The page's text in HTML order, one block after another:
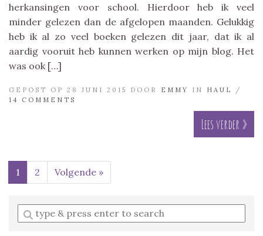
herkansingen voor school. Hierdoor heb ik veel
minder gelezen dan de afgelopen maanden. Gelukkig
heb ik al zo veel boeken gelezen dit jaar, dat ik al
aardig vooruit heb kunnen werken op mijn blog. Het
was ook […]
GEPOST OP 28 JUNI 2015 DOOR EMMY IN HAUL
/
14 COMMENTS
Lees verder »
1 2 Volgende »
Enter
a